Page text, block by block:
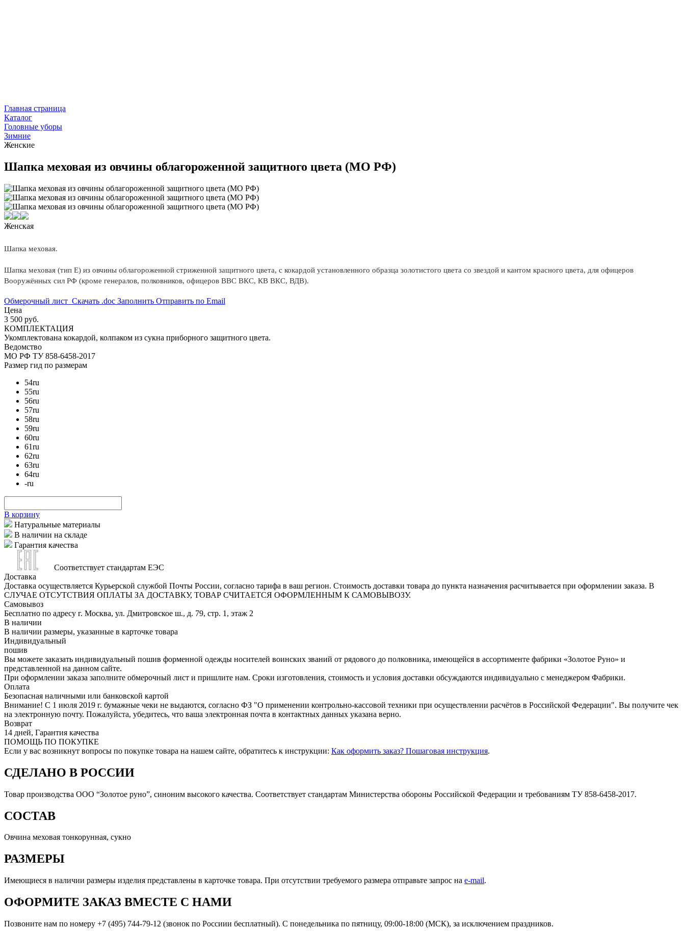
Главная страница
Каталог
Головные уборы
Зимние
Женские
Шапка меховая из овчины облагороженной защитного цвета (МО РФ)
Женская
Шапка меховая.
Шапка меховая (тип Е) из овчины облагороженной стриженной защитного цвета, с кокардой установленного образца золотистого цвета со звездой и кантом красного цвета, для офицеров
Вооружённых сил РФ (кроме генералов, полковников, офицеров ВВС ВКС, КВ ВКС, ВДВ).
Обмерочный лист Скачать .doc Заполнить Отправить по Email
Цена
3 500 руб.
КОМПЛЕКТАЦИЯ
Укомплектована кокардой, колпаком из сукна приборного защитного цвета.
Ведомство
МО РФ ТУ 858-6458-2017
Размер гид по размерам
54ru
55ru
56ru
57ru
58ru
59ru
60ru
61ru
62ru
63ru
64ru
-ru
В корзину
Натуральные материалы
В наличии на складе
Гарантия качества
Соответствует стандартам ЕЭС
Доставка
Доставка осуществляется Курьерской службой Почты России, согласно тарифа в ваш регион. Стоимость доставки товара до пункта назначения расчитывается при оформлении заказа. В
СЛУЧАЕ ОТСУТСТВИЯ ОПЛАТЫ ЗА ДОСТАВКУ, ТОВАР СЧИТАЕТСЯ ОФОРМЛЕННЫМ К САМОВЫВОЗУ.
Самовывоз
Бесплатно по адресу г. Москва, ул. Дмитровское ш., д. 79, стр. 1, этаж 2
В наличии
В наличии размеры, указанные в карточке товара
Индивидуальный
пошив
Вы можете заказать индивидуальный пошив форменной одежды носителей воинских званий от рядового до полковника, имеющейся в ассортименте фабрики «Золотое Руно» и
представленной на данном сайте.
При оформлении заказа заполните обмерочный лист и пришлите нам. Сроки изготовления, стоимость и условия доставки обсуждаются индивидуально с менеджером Фабрики.
Оплата
Безопасная наличными или банковской картой
Внимание! С 1 июля 2019 г. бумажные чеки не выдаются, согласно ФЗ "О применении контрольно-кассовой техники при осуществлении расчётов в Российской Федерации". Вы получите чек
на электронную почту. Пожалуйста, убедитесь, что ваша электронная почта в контактных данных указана верно.
Возврат
14 дней, Гарантия качества
ПОМОЩЬ ПО ПОКУПКЕ
Если у вас возникнут вопросы по покупке товара на нашем сайте, обратитесь к инструкции: Как оформить заказ? Пошаговая инструкция.
СДЕЛАНО В РОССИИ
Товар производства ООО “Золотое руно”, синоним высокого качества. Соответствует стандартам Министерства обороны Российской Федерации и требованиям ТУ 858-6458-2017.
СОСТАВ
Овчина меховая тонкорунная, сукно
РАЗМЕРЫ
Имеющиеся в наличии размеры изделия представлены в карточке товара. При отсутствии требуемого размера отправьте запрос на e-mail.
ОФОРМИТЕ ЗАКАЗ ВМЕСТЕ С НАМИ
Позвоните нам по номеру +7 (495) 744-79-12 (звонок по Россиии бесплатный). С понедельника по пятницу, 09:00-18:00 (МСК), за исключением праздников.